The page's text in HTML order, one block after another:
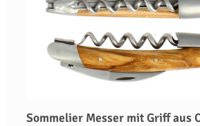
Sommelier Messer mit Griff aus